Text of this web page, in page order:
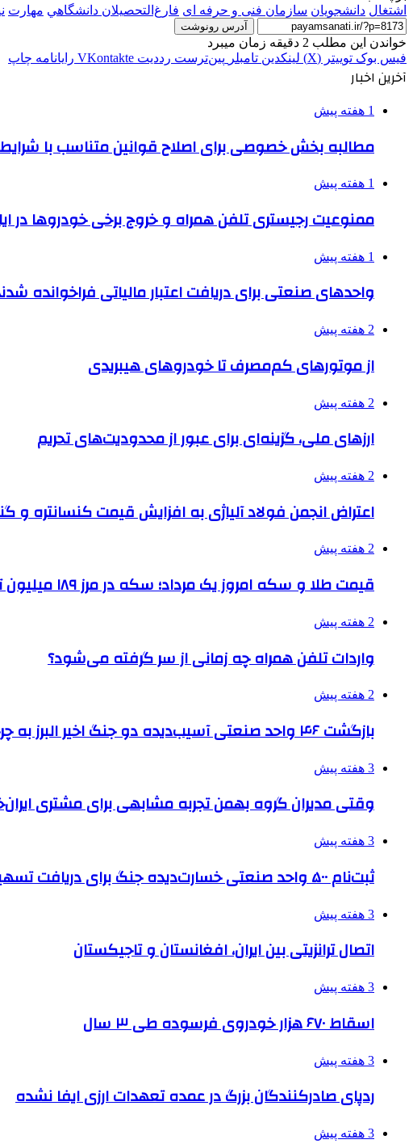
اشتغال دانشجويان سازمان فنی و حرفه ای فارغ‌التحصيلان دانشگاهي مهارت
آدرس رونوشت
خواندن این مطلب 2 دقیقه زمان میبرد
فیس بوک توییتر (X) لینکدین ‫تامبلر ‫پین‌ترست ‫رددیت ‫VKontakte رایانامه چاپ
آخرین اخبار
1 هفته پیش
مطالبه بخش خصوصی برای اصلاح قوانین متناسب با
1 هفته پیش
ممنوعیت رجیستری تلفن همراه و خروج برخی خودروها در
1 هفته پیش
واحدهای صنعتی برای دریافت اعتبار مالیاتی فراخوانده
2 هفته پیش
از موتورهای کم‌مصرف تا خودروهای هیبریدی
2 هفته پیش
ارزهای ملی، گزینه‌ای برای عبور از محدودیت‌های تحریم
2 هفته پیش
اعتراض انجمن فولاد آلیاژی به افزایش قیمت کنسانتره و
2 هفته پیش
قیمت طلا و سکه امروز یک مرداد؛ سکه در مرز ۱۸۹ میلیون تومان
2 هفته پیش
واردات تلفن همراه چه زمانی از سر گرفته می‌شود؟
2 هفته پیش
بازگشت ۴۶ واحد صنعتی آسیب‌دیده دو جنگ اخیر البرز به چرخه تولید
3 هفته پیش
وقتی مدیران گروه بهمن تجربه مشابهی برای مشتری
3 هفته پیش
ثبت‌نام ۵۰۰ واحد صنعتی خسارت‌دیده جنگ برای دریافت تسهیلات
3 هفته پیش
اتصال ترانزیتی بین ایران، افغانستان و تاجیکستان
3 هفته پیش
اسقاط ۶۷۰ هزار خودروی فرسوده طی ۳ سال
3 هفته پیش
ردپای صادرکنندگان بزرگ در عمده تعهدات ارزی ایفا نشده
3 هفته پیش